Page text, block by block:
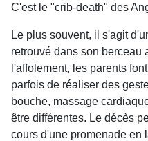
C'est le "crib-death" des
Le plus souvent, il s'agit
retrouvé dans son berceau
l'affolement, les parents
parfois de réaliser des
bouche, massage
être différentes. Le décès
cours d'une promenade en